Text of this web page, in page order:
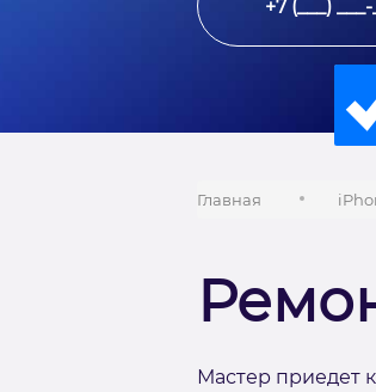
Главная
Мастер приедет